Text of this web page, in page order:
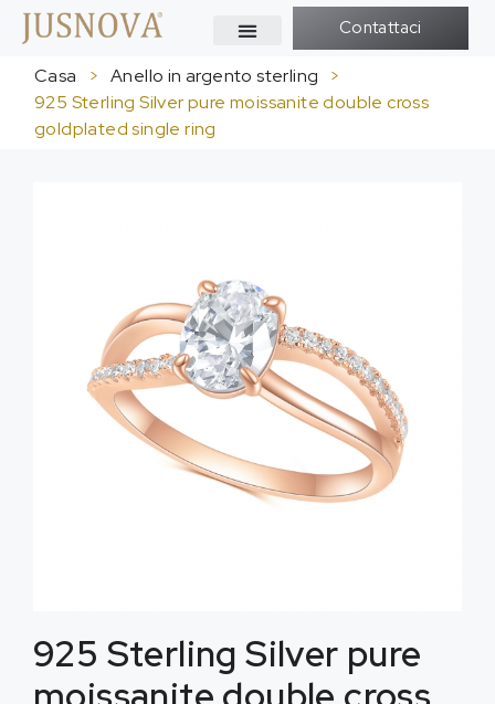
Contattaci
Casa > Anello in argento sterling
>
925 Sterling Silver pure moissanite double cross
goldplated single ring
925 Sterling Silver pure